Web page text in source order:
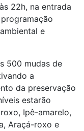
22h, na entrada
e
500 mudas de
a
da preservação
estarão
Ipê-amarelo,
Araçá-roxo e